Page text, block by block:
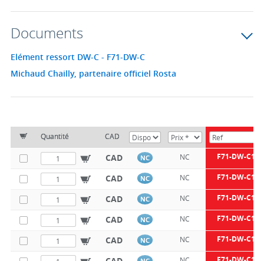
Documents
Elément ressort DW-C - F71-DW-C
Michaud Chailly, partenaire officiel Rosta
Quantité CAD
CAD NC NC F71-DW-
CAD NC NC F71-DW-
CAD NC NC F71-DW-
CAD NC NC F71-DW-
CAD NC NC F71-DW-